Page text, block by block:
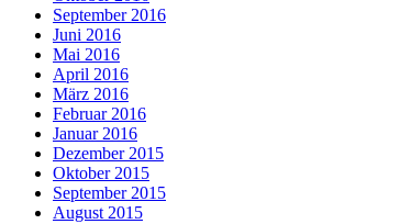
September 2016
Juni 2016
Mai 2016
April 2016
März 2016
Februar 2016
Januar 2016
Dezember 2015
Oktober 2015
September 2015
August 2015